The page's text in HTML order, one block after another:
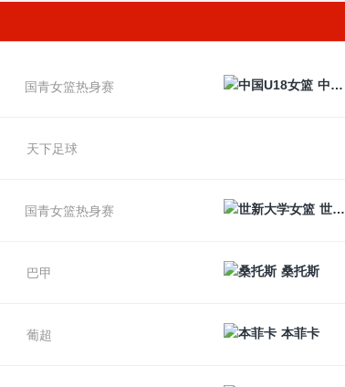
国青女篮热身赛 中国U18女篮
天下足球
国青女篮热身赛 世新大学女篮
巴甲 桑托斯
葡超 本菲卡